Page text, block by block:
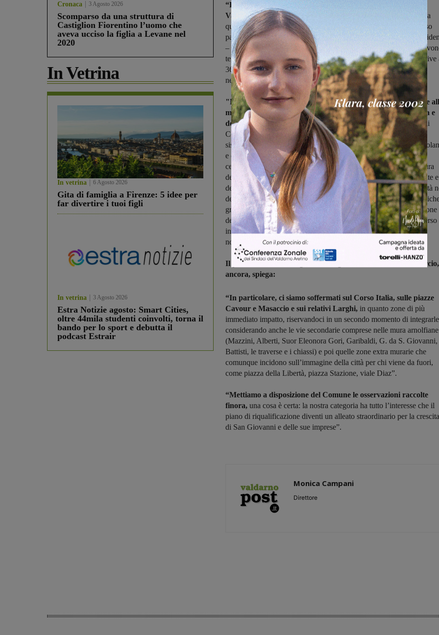
Cronaca 3 Agosto 2026
Scomparso da una struttura di
Castiglion Fiorentino l’uomo che
aveva ucciso la figlia a Levane nel
2020
In Vetrina
In vetrina 6 Agosto 2026
Gita di famiglia a Firenze: 5 idee per
far divertire i tuoi figli
In vetrina 3 Agosto 2026
Estra Notizie agosto: Smart Cities,
oltre 44mila studenti coinvolti, torna il
bando per lo sport e debutta il
podcast Estrair
“Dal progetto di riqualificazione urbana di San Giovanni
Valdarnodipende anche il futuro delle nostre imprese, non solo la
qualità di vita di residenti e turisti. Avevamo strutturato un percorso
partecipato e condiviso fra i commercianti e l’associazione dei
– racconta Mantovani – nella stesura di un piano urbanistico si
tenere in considerazione commenti e aspirazioni di chi la città la vive
360 gradi, sul campo, come facciamo noi operatori, che nei nostri
negozi oltre tutto ascoltiamo ogni giorno la voce del popolo”.
"Bandire sciatterie e inestetismi, da un lato, dall’altro puntare
messa in sicurezza della città e al miglioramento dell’efficienza e
dell’accessibilità
: questi i principi che hanno guidato il progetto di
Confcommercio – continua Mantovani – cominciando dalla
sistemazione dei fili della luce, per togliere finalmente quei cavi
e quei quadri elettrici di fortuna che oggi deturpano perfino il
centralissimo corso Italia. Ma abbiamo preso in esame anche la cura
dell’arredo urbano e delle pertinenze esterne delle abitazioni private e
dei locali, che oggi avrebbero bisogno di una maggiore omogeneità
design e nei colori. E ancora: la manutenzione di fontanelle
grondaie private e rastrelliere, la segnaletica museale, la sistemazione
dei parcheggi, la riqualificazione di alcune aree specifiche, attraverso
interventi strutturali ma anche di pulizia ordinaria e straordinaria
nonché di presidio per la legalità e la sicurezza”.
Il presidente della delegazione sangiovannese di Confcommercio,
ancora, spiega:
“In particolare, ci siamo soffermati sul Corso Italia, sulle piazze
Cavour e Masaccio e sui relativi Larghi, in quanto zone di più
immediato impatto, riservandoci in un secondo momento di integrarle
considerando anche le vie secondarie comprese nelle mura arnolfiane
(Mazzini, Alberti, Suor Eleonora Gori, Garibaldi, G. da S. Giovanni,
Battisti, le traverse e i chiassi) e poi quelle zone extra murarie che
comunque incidono sull’immagine della città per chi viene da fuori,
come piazza della Libertà, piazza Stazione, viale Diaz”.
“Mettiamo a disposizione del Comune le osservazioni raccolte
finora, una cosa è certa: la nostra categoria ha tutto l’interesse che il
piano di riqualificazione diventi un alleato straordinario per la crescita
di San Giovanni e delle sue imprese”.
Monica Campani
Direttore